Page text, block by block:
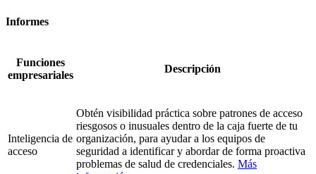
Informes
Funciones
empresariales
Descripción
Inteligencia de
acceso
Obtén visibilidad práctica sobre patrones de acceso
riesgosos o inusuales dentro de la caja fuerte de tu
organización, para ayudar a los equipos de
seguridad a identificar y abordar de forma proactiva
problemas de salud de credenciales. Más